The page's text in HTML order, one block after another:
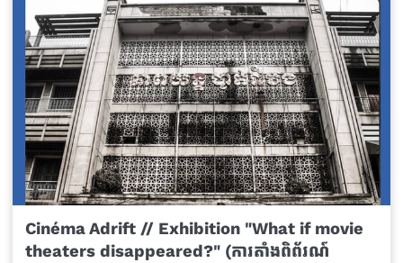
Cinéma Adrift // Exhibition "What if movie
theaters disappeared?" (ការតាំងពិព័រណ៍